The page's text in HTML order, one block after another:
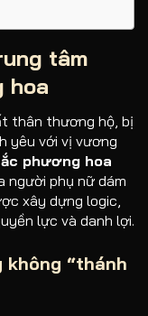
tâm
hoa
thân thương hộ, bị
yêu với vị vương
phương hoa
người phụ nữ dám
xây dựng logic,
lực và danh lợi.
“thánh